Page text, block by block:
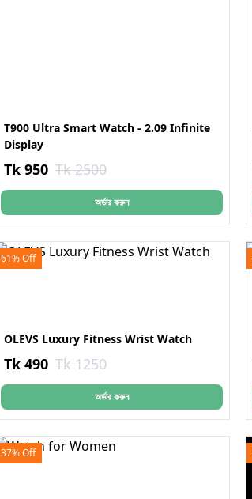
T900 Ultra Smart Watch - 2.09 Infinite
Display
Tk 950 Tk 2500
অর্ডার করুন
61% Off
OLEVS Luxury Fitness Wrist Watch
Tk 490 Tk 1250
অর্ডার করুন
37% Off